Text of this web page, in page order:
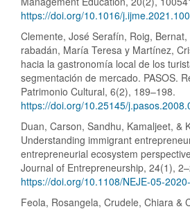
https://doi.org/10.1016/
Clemente, José Serafín, Roig, Bernat,
rabadán, María Teresa y Martínez,
hacia la gastronomía local de los
segmentación de mercado. PASOS.
Patrimonio Cultural, 6(2), 189–198.
https://doi.org/10.25145/
Duan, Carson, Sandhu, Kamaljeet, &
Understanding immigrant
entrepreneurial ecosystem
Journal of Entrepreneurship, 24(1),
https://doi.org/10.1108/NEJE-05-
Feola, Rosangela, Crudele, Chiara &